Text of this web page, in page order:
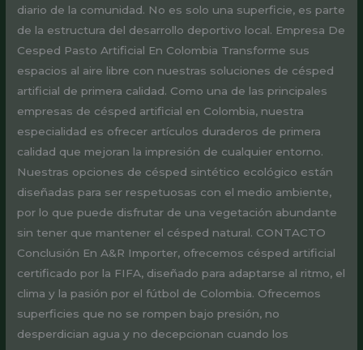
diario de la comunidad. No es solo una superficie, es parte
de la estructura del desarrollo deportivo local. Empresa De
Cesped Pasto Artificial En Colombia Transforme sus
espacios al aire libre con nuestras soluciones de césped
artificial de primera calidad. Como una de las principales
empresas de césped artificial en Colombia, nuestra
especialidad es ofrecer artículos duraderos de primera
calidad que mejoran la impresión de cualquier entorno.
Nuestras opciones de césped sintético ecológico están
diseñadas para ser respetuosas con el medio ambiente,
por lo que puede disfrutar de una vegetación abundante
sin tener que mantener el césped natural. CONTACTO
Conclusión En A&R Importer, ofrecemos césped artificial
certificado por la FIFA, diseñado para adaptarse al ritmo, el
clima y la pasión por el fútbol de Colombia. Ofrecemos
superficies que no se rompen bajo presión, no
desperdician agua y no decepcionan cuando los